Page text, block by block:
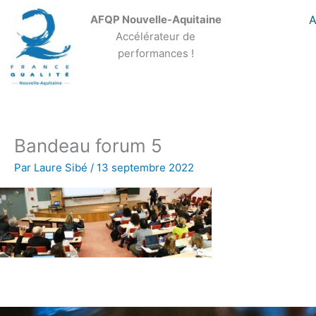
contenu
AFQP Nouvelle-Aquitaine
Accélérateur de
performances !
Bandeau forum 5
Par Laure Sibé / 13 septembre 2022